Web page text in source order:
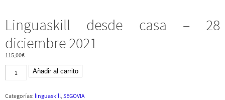
Linguaskill desde casa – 28
diciembre 2021
115,00€
Linguaskill
desde
casa
28
Añadir al carrito
Categorías: linguaskill SEGOVIA